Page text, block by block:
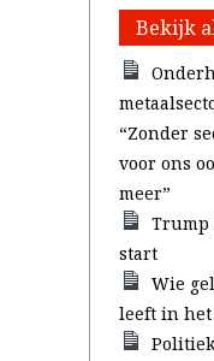
Bekijk
“Zonder
voor ons
meer”
Trump
start
Wie
leeft in